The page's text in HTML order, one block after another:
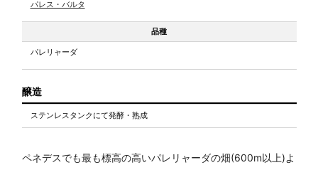
パレス・バルタ
品種
パレリャーダ
醸造
ステンレスタンクにて発酵・熟成
ペネデスでも最も標高の高いパレリャーダの畑(600m以上)よ